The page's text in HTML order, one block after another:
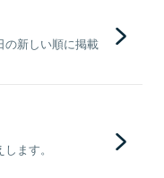
の新しい順に掲載
ます。